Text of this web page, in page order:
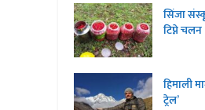
सिंजा
टिप्ने चलन
हिमाली
ट्रेल’